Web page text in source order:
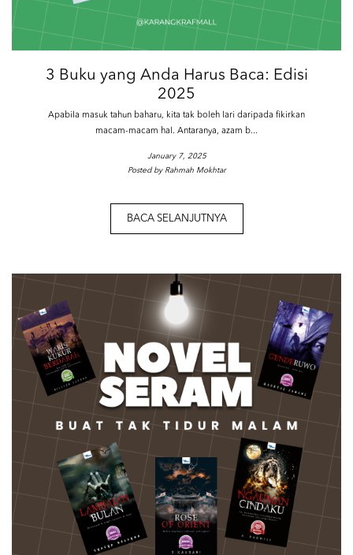
3 Buku yang Anda Harus Baca: Edisi
2025
Apabila masuk tahun baharu, kita tak boleh lari daripada fikirkan
macam-macam hal. Antaranya, azam b...
January 7, 2025
Posted by Rahmah Mokhtar
BACA SELANJUTNYA